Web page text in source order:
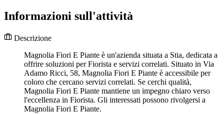
Informazioni sull'attività
Descrizione
Magnolia Fiori E Piante è un'azienda situata a Stia, dedicata a
offrire soluzioni per Fiorista e servizi correlati. Situato in Via
Adamo Ricci, 58, Magnolia Fiori E Piante è accessibile per
coloro che cercano servizi correlati. Se cerchi qualità,
Magnolia Fiori E Piante mantiene un impegno chiaro verso
l'eccellenza in Fiorista. Gli interessati possono rivolgersi a
Magnolia Fiori E Piante.